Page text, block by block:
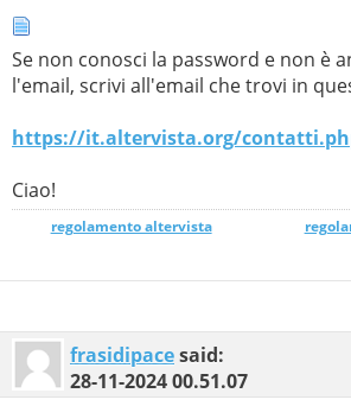
Se non conosci la password e non è
l'email, scrivi all'email che trovi in
https://it.altervista.org/
Ciao!
regolamento altervista_______________
frasidipacesaid:
28-11-202400.51.07